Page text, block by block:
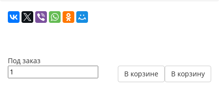
Под заказ
В корзину
В корзине